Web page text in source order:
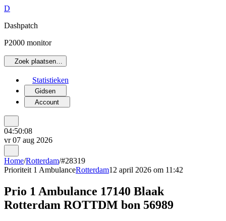
D
Dashpatch
P2000 monitor
Zoek plaatsen…
Statistieken
Gidsen
Account
04:50:08
vr 07 aug 2026
Home/Rotterdam/#28319
Prioriteit 1 AmbulanceRotterdam12 april 2026 om 11:42
Prio 1 Ambulance 17140 Blaak
Rotterdam ROTTDM bon 56989